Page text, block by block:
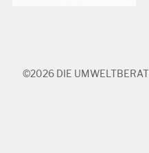
©2026 DIE